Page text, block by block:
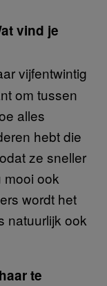
vind je
vijfentwintig
om tussen
alles
hebt die
ze sneller
mooi ook
wordt het
natuurlijk ook
te